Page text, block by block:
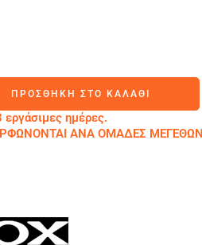
ΠΡΟΣΘΉΚΗ ΣΤΟ ΚΑΛΆΘΙ
ημέρες.
ΑΝΑ ΟΜΑΔΕΣ ΜΕΓΕΘΩΝ